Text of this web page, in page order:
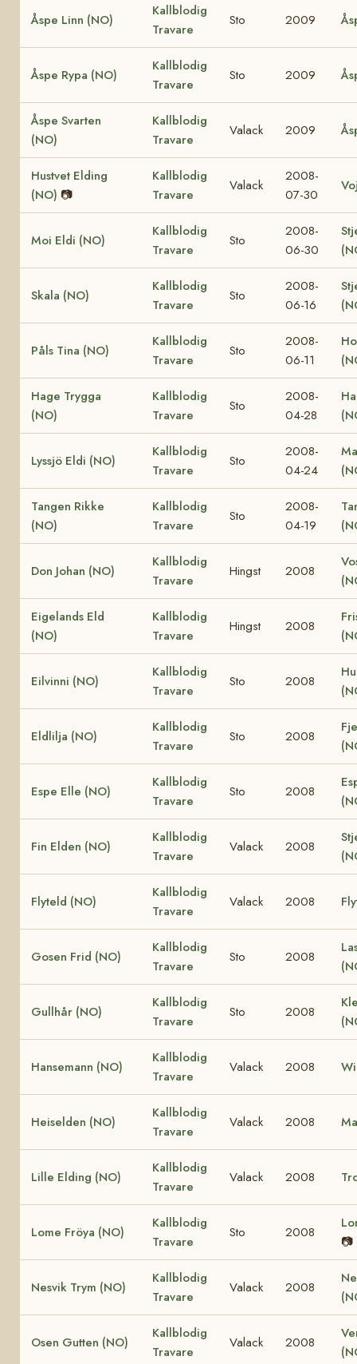
Åspe Linn (NO)
Kallblodig
Travare
Sto 2009
Åspe Rypa (NO)
Kallblodig
Travare
Sto 2009
Åspe Svarten
(NO)
Kallblodig
Travare
Valack 2009
Hustvet Elding
(NO) 📷
Kallblodig
Travare
Valack
2008-
07-30
Moi Eldi (NO)
Kallblodig
Travare
Sto
2008-
06-30
Skala (NO)
Kallblodig
Travare
Sto
2008-
06-16
Påls Tina (NO)
Kallblodig
Travare
Sto
2008-
06-11
Hage Trygga
(NO)
Kallblodig
Travare
Sto
2008-
04-28
Lyssjö Eldi (NO)
Kallblodig
Travare
Sto
2008-
04-24
Tangen Rikke
(NO)
Kallblodig
Travare
Sto
2008-
04-19
Don Johan (NO)
Kallblodig
Travare
Hingst 2008
Eigelands Eld
(NO)
Kallblodig
Travare
Hingst 2008
Eilvinni (NO)
Kallblodig
Travare
Sto 2008
Eldlilja (NO)
Kallblodig
Travare
Sto 2008
Espe Elle (NO)
Kallblodig
Travare
Sto 2008
Fin Elden (NO)
Kallblodig
Travare
Valack 2008
Flyteld (NO)
Kallblodig
Travare
Valack 2008
Gosen Frid (NO)
Kallblodig
Travare
Sto 2008
Gullhår (NO)
Kallblodig
Travare
Sto 2008
Hansemann (NO)
Kallblodig
Travare
Valack 2008
Heiselden (NO)
Kallblodig
Travare
Valack 2008
Lille Elding (NO)
Kallblodig
Travare
Valack 2008
Lome Fröya (NO)
Kallblodig
Travare
Sto 2008
📷
Nesvik Trym (NO)
Kallblodig
Travare
Valack 2008
Osen Gutten (NO)
Kallblodig
Travare
Valack 2008